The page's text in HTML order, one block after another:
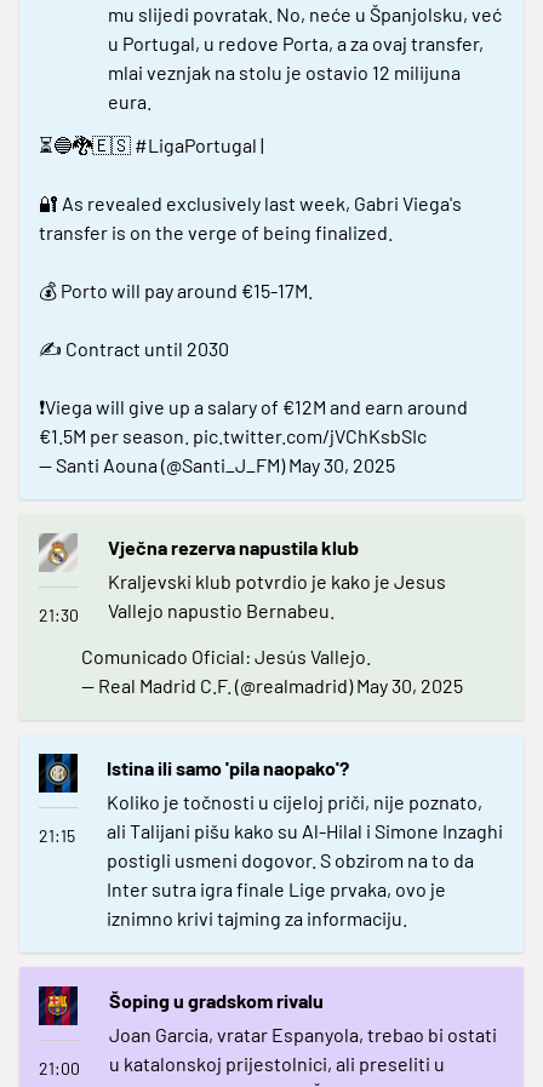
mu slijedi povratak. No, neće u Španjolsku, već
u Portugal, u redove Porta, a za ovaj transfer,
mlai veznjak na stolu je ostavio 12 milijuna
eura.
⏳️🔵🐉🇪🇸 #LigaPortugal |
🔐 As revealed exclusively last week, Gabri Viega's
transfer is on the verge of being finalized.
💰 Porto will pay around €15-17M.
✍️ Contract until 2030
❗️Viega will give up a salary of €12M and earn around
€1.5M per season. pic.twitter.com/jVChKsbSIc
— Santi Aouna (@Santi_J_FM)May 30, 2025
21:30
Vječna rezerva napustila klub
Kraljevski klub potvrdio je kako je Jesus
Vallejo napustio Bernabeu.
Comunicado Oficial: Jesús Vallejo.
— Real Madrid C.F. (@realmadrid)May 30, 2025
21:15
Istina ili samo 'pila naopako'?
Koliko je točnosti u cijeloj priči, nije poznato,
ali Talijani pišu kako su Al-Hilal i Simone Inzaghi
postigli usmeni dogovor. S obzirom na to da
Inter sutra igra finale Lige prvaka, ovo je
iznimno krivi tajming za informaciju.
21:00
Šoping u gradskom rivalu
Joan Garcia, vratar Espanyola, trebao bi ostati
u katalonskoj prijestolnici, ali preseliti u